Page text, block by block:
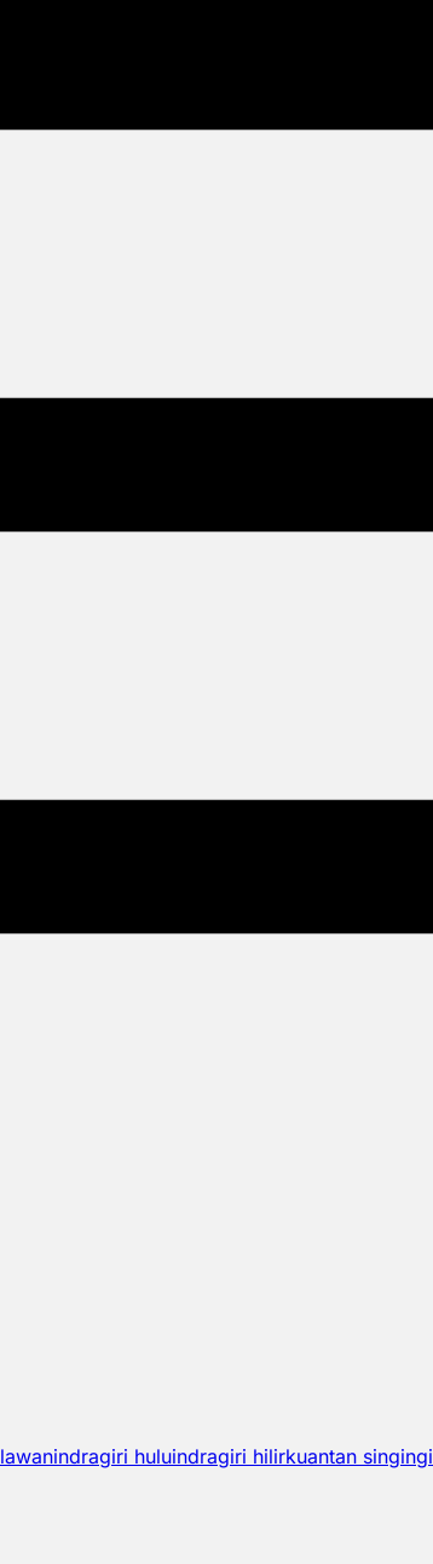
indragiri huluindragiri hilirkuantan singingi